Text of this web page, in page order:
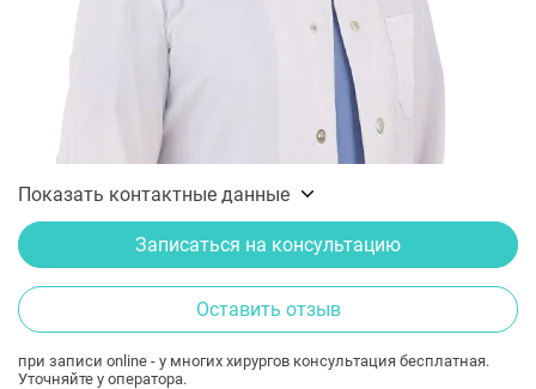
Показать контактные данные
Записаться на консультацию
Оставить отзыв
при записи online - у многих хирургов консультация бесплатная.
Уточняйте у оператора.